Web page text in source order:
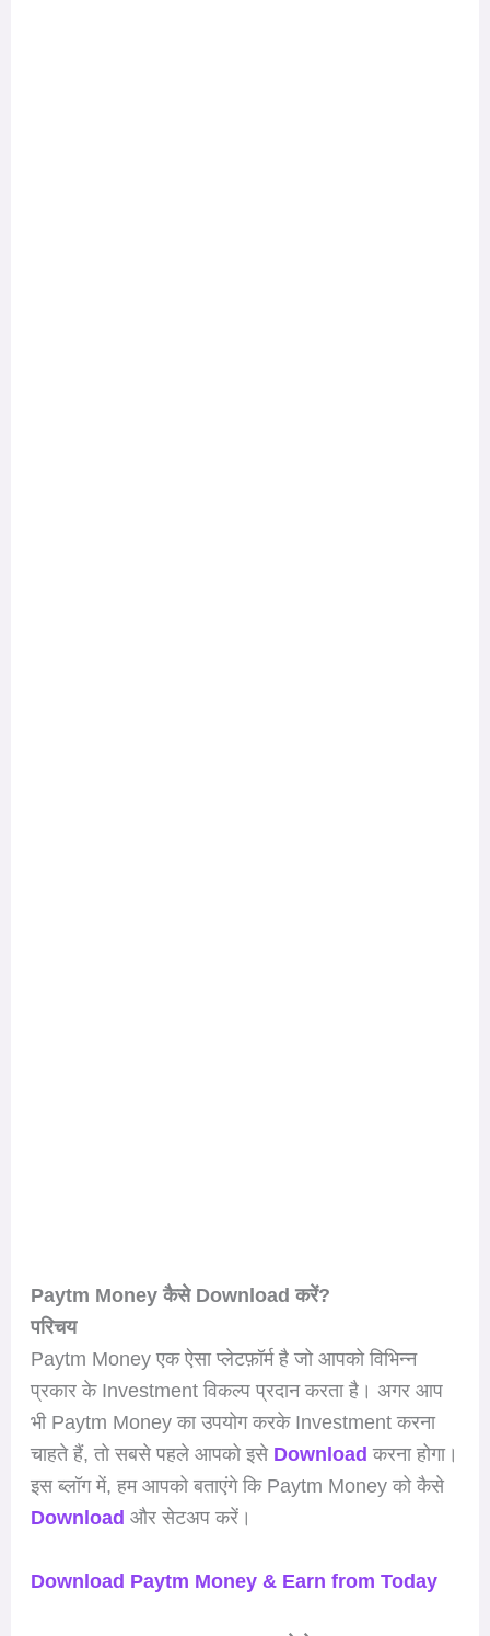
Paytm Money कैसे Download करें?
परिचय
Paytm Money एक ऐसा प्लेटफ़ॉर्म है जो आपको विभिन्न
प्रकार के Investment विकल्प प्रदान करता है। अगर आप
भी Paytm Money का उपयोग करके Investment करना
चाहते हैं, तो सबसे पहले आपको इसे Download करना होगा।
इस ब्लॉग में, हम आपको बताएंगे कि Paytm Money को कैसे
Download और सेटअप करें।
Download Paytm Money & Earn from Today